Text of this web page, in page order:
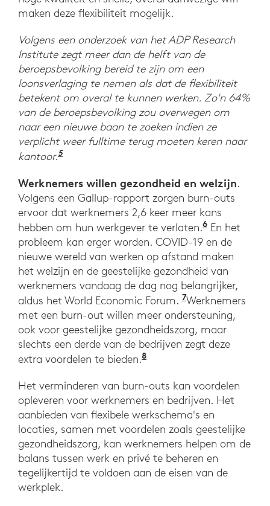
maken deze flexibiliteit mogelijk.
Volgens een onderzoek van het ADP Research
Institute zegt meer dan de helft van de
beroepsbevolking bereid te zijn om een
loonsverlaging te nemen als dat de flexibiliteit
betekent om overal te kunnen werken. Zo'n 64%
van de beroepsbevolking zou overwegen om
naar een nieuwe baan te zoeken indien ze
verplicht weer fulltime terug moeten keren naar
kantoor.5“ADP Research Institute® Reveals
Werknemers willen gezondheid en welzijn.
Volgens een Gallup-rapport zorgen burn-outs
ervoor dat werknemers 2,6 keer meer kans
hebben om hun werkgever te verlaten.6 Employee
En het
probleem kan erger worden. COVID-19 en de
nieuwe wereld van werken op afstand maken
het welzijn en de geestelijke gezondheid van
werknemers vandaag de dag nog belangrijker,
aldus het World Economic Forum. 7“Workers say
Werknemers
met een burn-out willen meer ondersteuning,
ook voor geestelijke gezondheidszorg, maar
slechts een derde van de bedrijven zegt deze
extra voordelen te bieden.8
Het verminderen van burn-outs kan voordelen
opleveren voor werknemers en bedrijven. Het
aanbieden van flexibele werkschema's en
locaties, samen met voordelen zoals geestelijke
gezondheidszorg, kan werknemers helpen om de
balans tussen werk en privé te beheren en
tegelijkertijd te voldoen aan de eisen van de
werkplek.